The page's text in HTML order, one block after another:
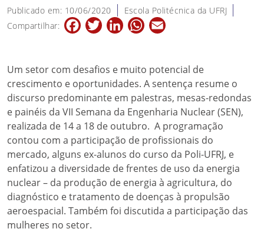
Publicado em: 10/06/2020
Escola Politécnica da UFRJ
Compartilhar:
FacebookTwitterLinkedInWhatsApp
Um setor com desafios e muito potencial de
crescimento e oportunidades. A sentença resume o
discurso predominante em palestras, mesas-redondas
e painéis da VII Semana da Engenharia Nuclear (SEN),
realizada de 14 a 18 de outubro. A programação
contou com a participação de profissionais do
mercado, alguns ex-alunos do curso da Poli-UFRJ, e
enfatizou a diversidade de frentes de uso da energia
nuclear – da produção de energia à agricultura, do
diagnóstico e tratamento de doenças à propulsão
aeroespacial. Também foi discutida a participação das
mulheres no setor.